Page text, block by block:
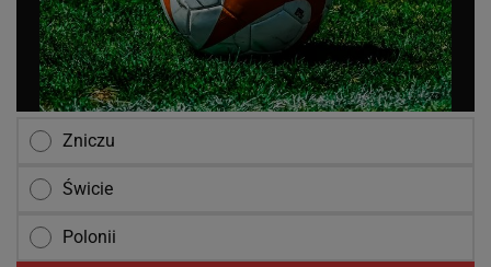
Zniczu
Świcie
Polonii